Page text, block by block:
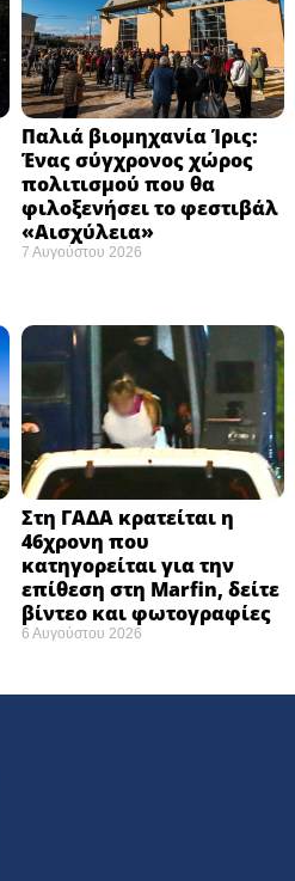
Παλιά βιομηχανία Ίρις:
Ένας σύγχρονος χώρος
πολιτισμού που θα
φιλοξενήσει το φεστιβάλ
«Αισχύλεια» ​
7 Αυγούστου 2026
Στη ΓΑΔΑ κρατείται η
46χρονη που
κατηγορείται για την
επίθεση στη Marfin, δείτε
βίντεο και φωτογραφίες
6 Αυγούστου 2026